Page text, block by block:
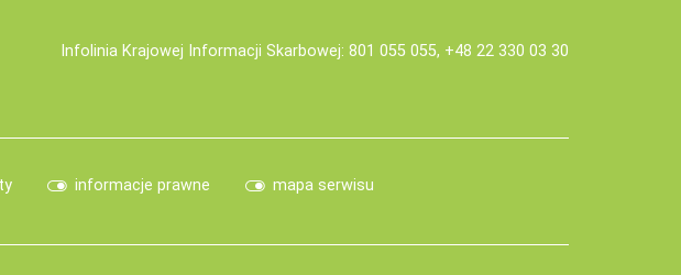
Infolinia Krajowej Informacji Skarbowej: 801 055 055, +48 22 330 03 30
informacje prawne mapa serwisu